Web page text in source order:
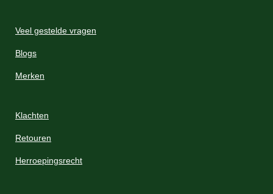
Veel gestelde vragen
Blogs
Merken
Klachten
Retouren
Herroepingsrecht